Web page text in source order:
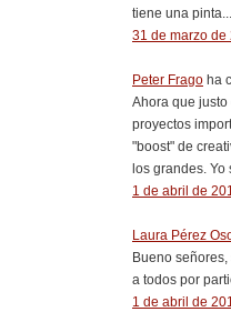
tiene una
31 de marzo de
Peter Frago ha
Ahora que
proyectos
"boost" de
los grandes. Yo
1 de abril de
Laura Pérez
Bueno
a todos por
1 de abril de